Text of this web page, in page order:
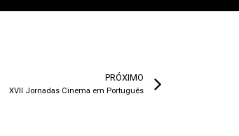
PRÓXIMO
XVII Jornadas Cinema em Português